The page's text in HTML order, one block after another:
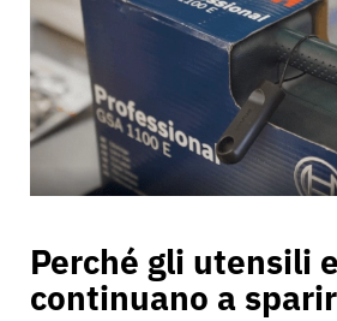
Settore bancario
Istruzione
Perché gli utensili
continuano a